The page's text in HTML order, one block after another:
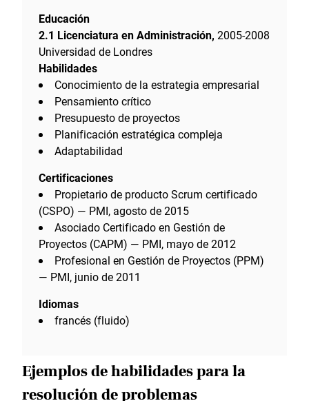
Educación
2.1 Licenciatura en Administración, 2005-2008
Universidad de Londres
Habilidades
Conocimiento de la estrategia empresarial
Pensamiento crítico
Presupuesto de proyectos
Planificación estratégica compleja
Adaptabilidad
Certificaciones
Propietario de producto Scrum certificado
(CSPO) — PMI, agosto de 2015
Asociado Certificado en Gestión de
Proyectos (CAPM) — PMI, mayo de 2012
Profesional en Gestión de Proyectos (PPM)
— PMI, junio de 2011
Idiomas
francés (fluido)
Ejemplos de habilidades para la
resolución de problemas